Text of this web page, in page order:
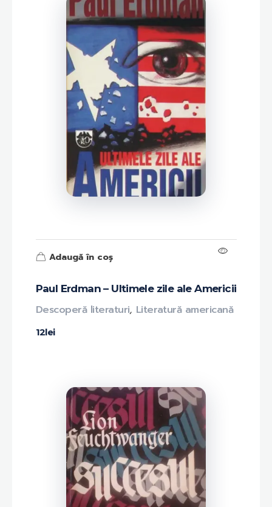
Paul Erdman – Ultimele zile ale Americii
12lei
Descoperă literaturi, Literatură americană
Adaugă în coș